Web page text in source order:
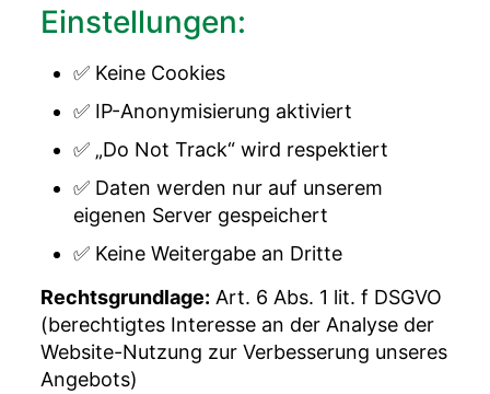
Einstellungen:
✅ Keine Cookies
✅ IP-Anonymisierung aktiviert
✅ „Do Not Track“ wird respektiert
✅ Daten werden nur auf unserem
eigenen Server gespeichert
✅ Keine Weitergabe an Dritte
Rechtsgrundlage: Art. 6 Abs. 1 lit. f DSGVO
(berechtigtes Interesse an der Analyse der
Website-Nutzung zur Verbesserung unseres
Angebots)